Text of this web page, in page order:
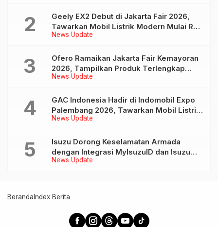
News Update
Geely EX2 Debut di Jakarta Fair 2026,
Tawarkan Mobil Listrik Modern Mulai Rp
239 Jutaan
News Update
Ofero Ramaikan Jakarta Fair Kemayoran
2026, Tampilkan Produk Terlengkap
hingga Calon Model Baru
News Update
GAC Indonesia Hadir di Indomobil Expo
Palembang 2026, Tawarkan Mobil Listrik
AION UT dan AION V
News Update
Isuzu Dorong Keselamatan Armada
dengan Integrasi MyIsuzuID dan Isuzu
Link
Beranda Index Berita